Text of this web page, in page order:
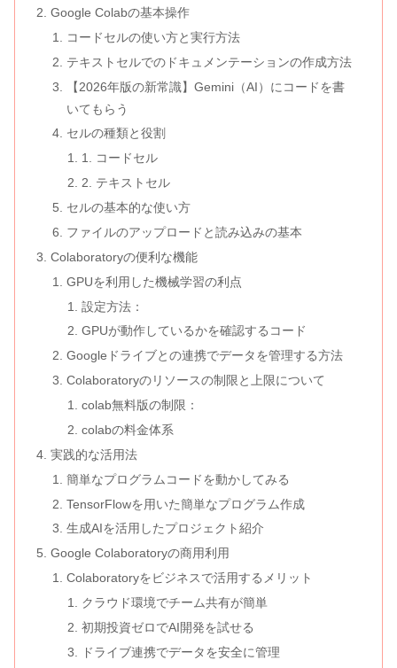
Google Colabの基本操作
コードセルの使い方と実行方法
テキストセルでのドキュメンテーションの作成方法
【2026年版の新常識】Gemini（AI）にコードを書
いてもらう
セルの種類と役割
1. コードセル
2. テキストセル
セルの基本的な使い方
ファイルのアップロードと読み込みの基本
Colaboratoryの便利な機能
GPUを利用した機械学習の利点
設定方法：
GPUが動作しているかを確認するコード
Googleドライブとの連携でデータを管理する方法
Colaboratoryのリソースの制限と上限について
colab無料版の制限：
colabの料金体系
実践的な活用法
簡単なプログラムコードを動かしてみる
TensorFlowを用いた簡単なプログラム作成
生成AIを活用したプロジェクト紹介
Google Colaboratoryの商用利用
Colaboratoryをビジネスで活用するメリット
クラウド環境でチーム共有が簡単
初期投資ゼロでAI開発を試せる
ドライブ連携でデータを安全に管理